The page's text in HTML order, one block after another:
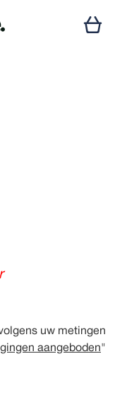
uw metingen
aangeboden"